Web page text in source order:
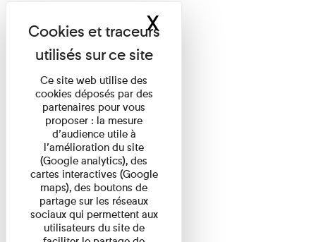
Ce site web utilise des
cookies déposés par des
partenaires pour vous
proposer : la mesure
d’audience utile à
l’amélioration du site
(Google analytics), des
cartes interactives (Google
maps), des boutons de
partage sur les réseaux
sociaux qui permettent aux
utilisateurs du site de
XMasquer le